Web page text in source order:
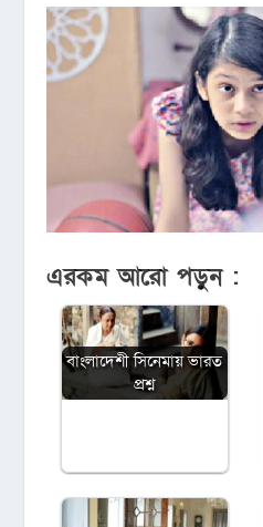
এরকম আরো পড়ুন :
বাংলাদেশী সিনেমায় ভারত
প্রশ্ন